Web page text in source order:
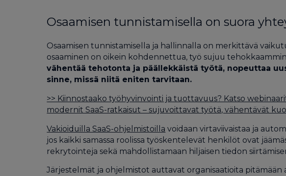
Osaamisen tunnistamisella on suora
Osaamisen tunnistamisella ja hallinnalla on merkittävä
osaaminen on oikein kohdennettua, työ sujuu
vähentää tehotonta ja päällekkäistä työtä, nopeuttaa
sinne, missä niitä eniten tarvitaan.
>> Kiinnostaako työhyvinvointi ja tuottavuus? Katso
modernit SaaS-ratkaisut – sujuvoittavat työtä, vähentävät
Vakioiduilla SaaS-ohjelmistoilla voidaan virtaviivaistaa ja
jos kaikki samassa roolissa työskentelevät henkilöt ovat
rekrytointeja sekä mahdollistamaan hiljaisen tiedon
Järjestelmät ja ohjelmistot auttavat organisaatioita pitämään